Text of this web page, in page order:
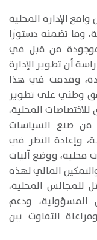
الإدارة المحلية
وما تضمنه دستورَا
تكن موجودة من قبل في
أن تطوير الإدارة
وقدمت في هذا
وطني على تطوير
للاختصاصات المحلية،
من صنع السياسات
وإعادة النظر في
محلية، ووضع آليات
المالي لهذه
للمجالس المحلية،
المسؤولية، ودعم
التفاوت بين